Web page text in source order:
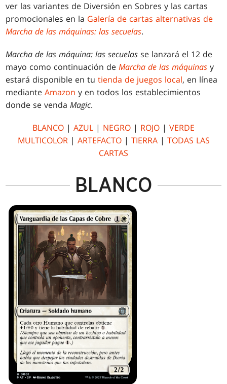
ver las variantes de Diversión en Sobres y las cartas
promocionales en la Galería de cartas alternativas de
Marcha de las máquinas: las secuelas.
Marcha de las máquina: las secuelas se lanzará el 12 de
mayo como continuación deMarcha de las máquinas y
estará disponible en tutienda de juegos local, en línea
medianteAmazon y en todos los establecimientos
donde se vendaMagic.
BLANCO | AZUL | NEGRO | ROJO | VERDE
MULTICOLOR| ARTEFACTO| TIERRA| TODAS LAS
CARTAS
BLANCO